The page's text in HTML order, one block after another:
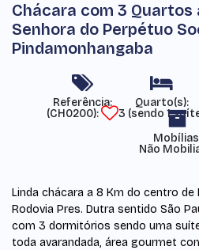
Chácara com 3 Quartos
Senhora do Perpétuo
Pindamonhangaba
Referência:
(CH0200)
3 (sendo 1
Não
Linda chácara a 8 Km do centro de
Rodovia Pres. Dutra sentido São
com 3 dormitórios sendo uma
toda avarandada, área gourmet